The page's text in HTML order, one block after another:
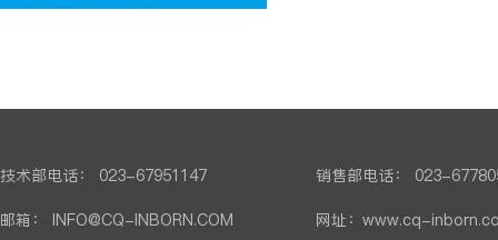
技术部电话： 023-67951147
销售部电话： 023-
邮箱： INFO@CQ-INBORN.COM
网址：www.cq-